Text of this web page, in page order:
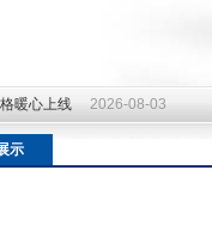
暖心上线 2026-08-03
暖心上线
示